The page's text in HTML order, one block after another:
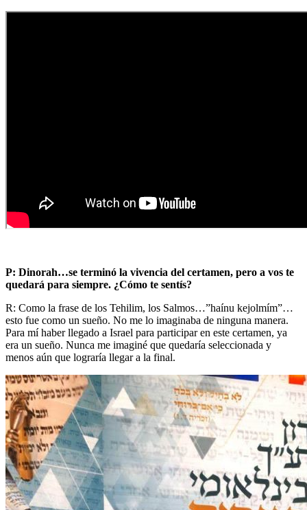
P: Dinorah…se terminó la vivencia del certamen, pero a vos te
quedará para siempre. ¿Cómo te sentís?
R: Como la frase de los Tehilim, los Salmos…”haínu kejolmím”…
esto fue como un sueño. No me lo imaginaba de ninguna manera.
Para mí haber llegado a Israel para participar en este certamen, ya
era un sueño. Nunca me imaginé que quedaría seleccionada y
menos aún que lograría llegar a la final.